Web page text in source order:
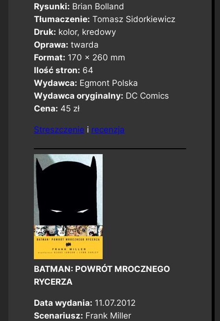
Rysunki: Brian Bolland
Tłumaczenie: Tomasz Sidorkiewicz
Druk: kolor, kredowy
Oprawa: twarda
Format: 170 x 260 mm
Ilość stron: 64
Wydawca: Egmont Polska
Wydawca oryginalny: DC Comics
Cena: 45 zł
Streszczenie i recenzja
BATMAN: POWRÓT MROCZNEGO
RYCERZA
Data wydania: 11.07.2012
Scenariusz: Frank Miller